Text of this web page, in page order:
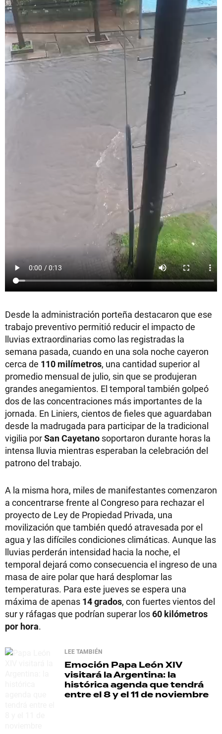
Desde la administración porteña destacaron que ese
trabajo preventivo permitió reducir el impacto de
lluvias extraordinarias como las registradas la
semana pasada, cuando en una sola noche cayeron
cerca de 110 milímetros, una cantidad superior al
promedio mensual de julio, sin que se produjeran
grandes anegamientos. El temporal también golpeó
dos de las concentraciones más importantes de la
jornada. En Liniers, cientos de fieles que aguardaban
desde la madrugada para participar de la tradicional
vigilia porSan Cayetano soportaron durante horas la
intensa lluvia mientras esperaban la celebración del
patrono del trabajo.
A la misma hora, miles de manifestantes comenzaron
a concentrarse frente al Congreso para rechazar el
proyecto de Ley de Propiedad Privada, una
movilización que también quedó atravesada por el
agua y las difíciles condiciones climáticas. Aunque las
lluvias perderán intensidad hacia la noche, el
temporal dejará como consecuencia el ingreso de una
masa de aire polar que hará desplomar las
temperaturas. Para este jueves se espera una
máxima de apenas 14 grados, con fuertes vientos del
sur y ráfagas que podrían superar los60 kilómetros
por hora.
LEE TAMBIÉN
Emoción Papa León XIV
visitará la Argentina: la
histórica agenda que tendrá
entre el 8 y el 11 de noviembre